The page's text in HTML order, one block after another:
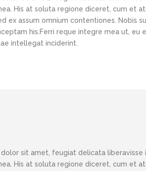
His at soluta regione diceret, cum et
ex assum omnium contentiones. Nobis
his.Ferri reque integre mea ut, eu
intellegat inciderint.
dolor sit amet, feugiat delicata
His at soluta regione diceret, cum et